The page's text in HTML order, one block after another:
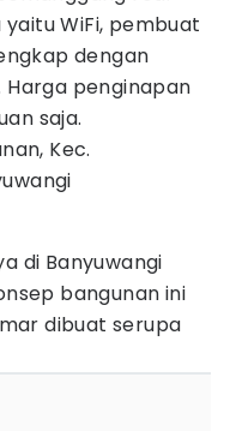
WiFi, pembuat
dengan
penginapan
saja.
Kec.
di Banyuwangi
bangunan ini
dibuat serupa